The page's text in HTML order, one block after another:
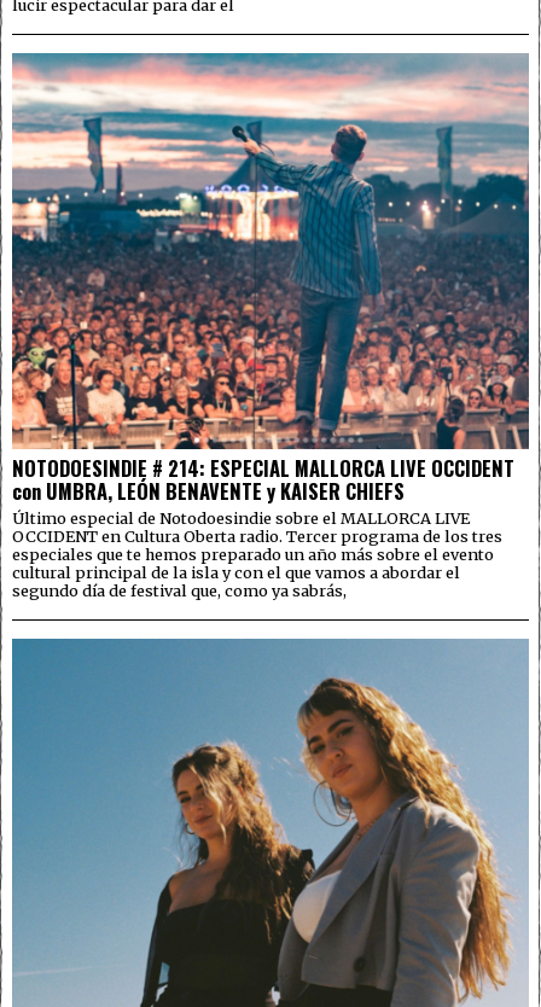
lucir espectacular para dar el
NOTODOESINDIE # 214: ESPECIAL MALLORCA LIVE OCCIDENT
con UMBRA, LEÓN BENAVENTE y KAISER CHIEFS
Último especial de Notodoesindie sobre el MALLORCA LIVE
OCCIDENT en Cultura Oberta radio. Tercer programa de los tres
especiales que te hemos preparado un año más sobre el evento
cultural principal de la isla y con el que vamos a abordar el
segundo día de festival que, como ya sabrás,